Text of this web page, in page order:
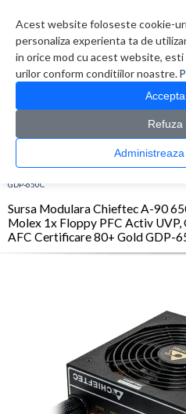
Acest website foloseste cookie-
personaliza experienta ta de
in orice mod cu acest website,
urilor conform conditiilor noastre.
Refuza
CATALOG PRODUSE
Componente PC > Surse >
GDP-650C
Sursa Modulara Chieftec A-90
Molex 1x Floppy PFC Activ UVP,
AFC Certificare 80+ Gold GDP-